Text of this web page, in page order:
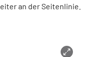
an der Seitenlinie.